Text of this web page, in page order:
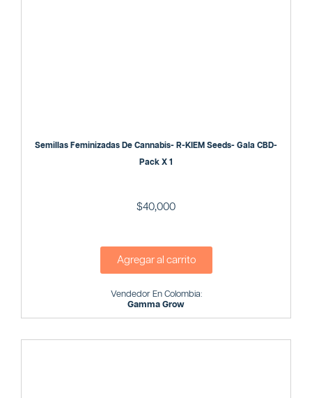
Semillas Feminizadas De Cannabis- R-KIEM Seeds- Gala CBD-
Pack X 1
$40,000
Agregar al carrito
Vendedor En Colombia:
Gamma Grow